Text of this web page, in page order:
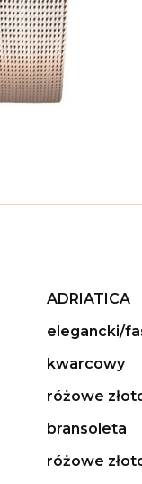
ADRIATICA
elegancki/
kwarcowy
różowe
bransoleta
różowe